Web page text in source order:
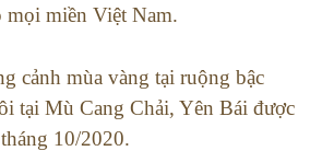
mọi miền Việt Nam.
cảnh mùa vàng tại ruộng bậc
tại Mù Cang Chải, Yên Bái được
10/2020.